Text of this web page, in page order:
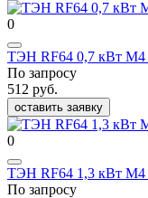
0
ТЭН RF64 0,7 кВт M4
По запросу
512 руб.
оставить заявку
0
ТЭН RF64 1,3 кВт M4
По запросу